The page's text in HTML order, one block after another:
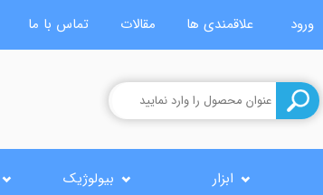
تماس با ما مقالات علاقمندی ها ورود
ابزار بیولوژیک